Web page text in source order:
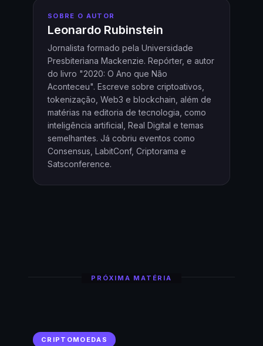
SOBRE O AUTOR
Leonardo Rubinstein
Jornalista formado pela Universidade
Presbiteriana Mackenzie. Repórter, e autor
do livro "2020: O Ano que Não
Aconteceu". Escreve sobre criptoativos,
tokenização, Web3 e blockchain, além de
matérias na editoria de tecnologia, como
inteligência artificial, Real Digital e temas
semelhantes. Já cobriu eventos como
Consensus, LabitConf, Criptorama e
Satsconference.
PRÓXIMA MATÉRIA
CRIPTOMOEDAS